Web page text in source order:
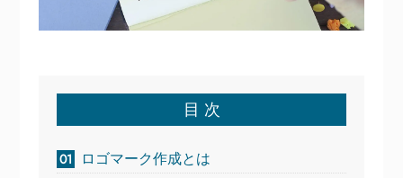
目 次
ロゴマーク作成とは